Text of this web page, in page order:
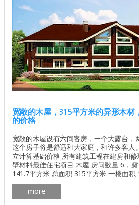
宽敞的木屋，315平方米的异形木材
的价格
宽敞的木屋设有六间客房，一个大露台，
这个房子将是舒适和大家庭，和许多客人
立计算基础价格 所有建筑工程在建房和
壁材料最佳住宅项目 木屋 房间数量 6，
141.7平方米 总面积 315平方米 一楼面积
146平方米 墙体材料的体积 163.7立方米
项也是可能的。 异形木条200x150的天然
（左键单击，你可以从任何一侧看到房子）
more